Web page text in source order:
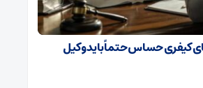
کیفری حساس حتماً باید وکیل